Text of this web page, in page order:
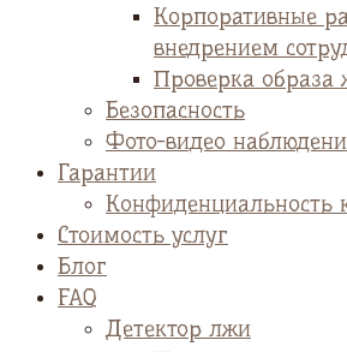
Корпоративные
внедрением
Проверка образа
Безопасность
Фото-видео
Гарантии
Конфиденциальность
Стоимость услуг
Блог
FAQ
Детектор лжи